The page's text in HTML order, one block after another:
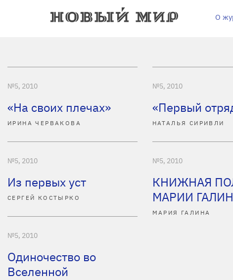
О
№5, 2010
«На своих плечах»
ИРИНА ЧЕРВАКОВА
№5, 2010
«Первый
НАТАЛЬЯ СИРИВЛИ
№5, 2010
Из первых уст
СЕРГЕЙ КОСТЫРКО
№5, 2010
КНИЖНАЯ
МАРИИ
МАРИЯ ГАЛИНА
№5, 2010
Одиночество во
Вселенной